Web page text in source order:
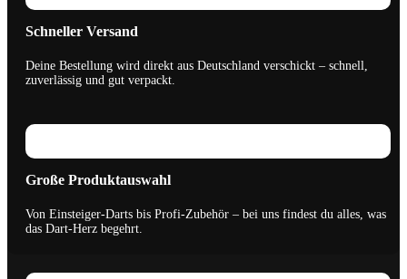
Schneller Versand
Deine Bestellung wird direkt aus Deutschland verschickt – schnell,
zuverlässig und gut verpackt.
Große Produktauswahl
Von Einsteiger-Darts bis Profi-Zubehör – bei uns findest du alles, was
das Dart-Herz begehrt.